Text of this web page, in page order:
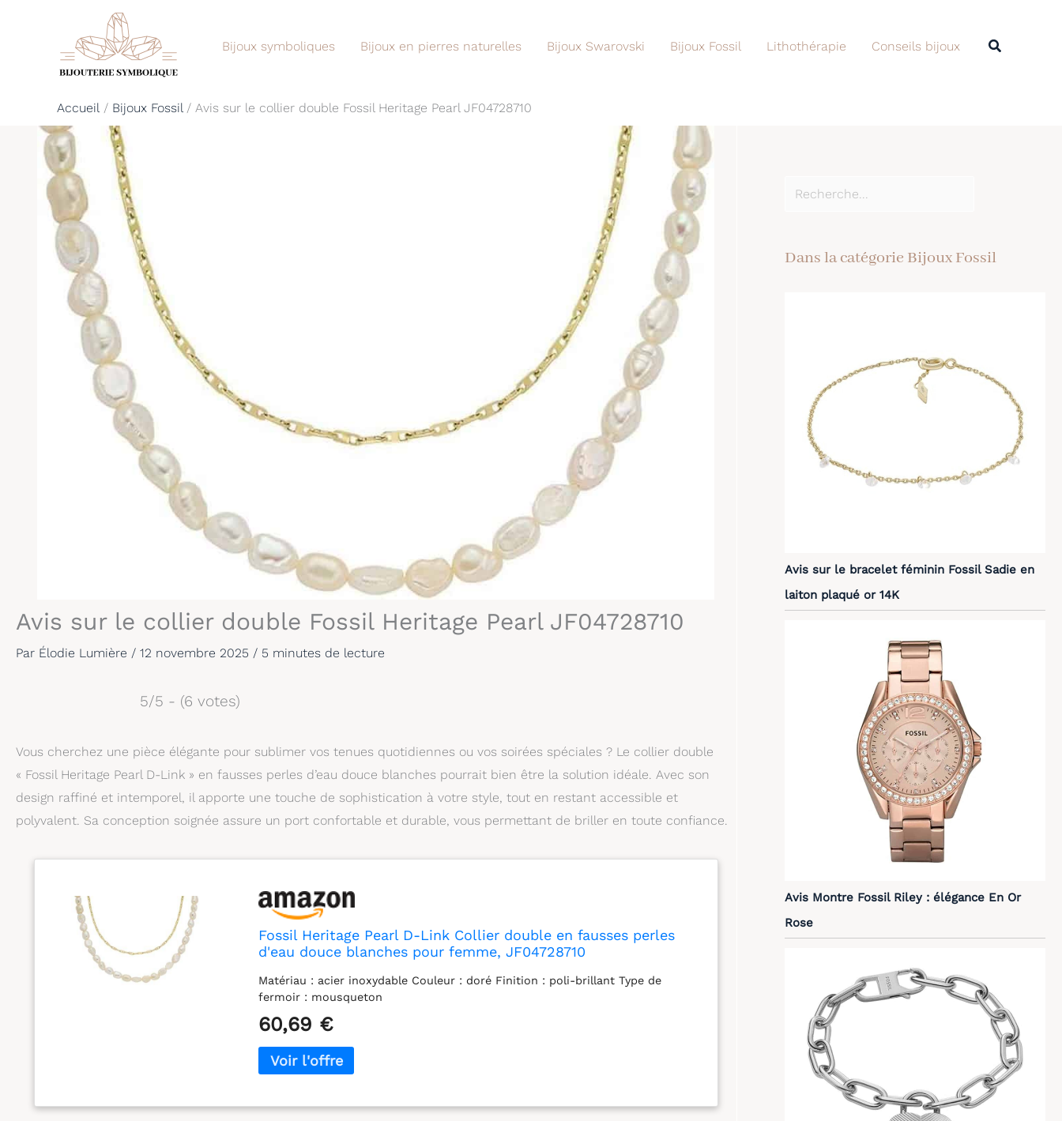
Bijoux symboliques Bijoux en pierres naturelles Bijoux Swarovski Bijoux Fossil Lithothérapie Conseils bijoux
Accueil Bijoux Fossil Avis sur le collier double Fossil Heritage Pearl JF04728710
Avis sur le collier double Fossil Heritage Pearl JF04728710
Par Élodie Lumière / 12 novembre 2025 / 5 minutes de lecture
5/5 - (6 votes)
Vous cherchez une pièce élégante pour sublimer vos tenues quotidiennes ou vos soirées spéciales ? Le collier double
« Fossil Heritage Pearl D-Link » en fausses perles d’eau douce blanches pourrait bien être la solution idéale. Avec son
design raffiné et intemporel, il apporte une touche de sophistication à votre style, tout en restant accessible et
polyvalent. Sa conception soignée assure un port confortable et durable, vous permettant de briller en toute confiance.
Fossil Heritage Pearl D-Link Collier double en fausses perles
d'eau douce blanches pour femme, JF04728710
Matériau : acier inoxydable Couleur : doré Finition : poli-brillant Type de
fermoir : mousqueton
60,69 €
Dans la catégorie Bijoux Fossil
Avis sur le bracelet féminin Fossil Sadie en
laiton plaqué or 14K
Avis Montre Fossil Riley : élégance En Or
Rose